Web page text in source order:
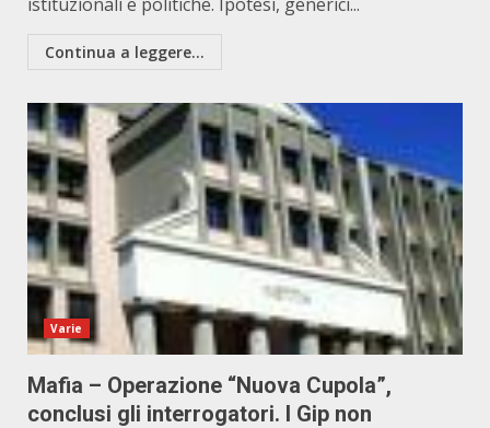
Continua a leggere...
Varie
Mafia – Operazione “Nuova Cupola”,
conclusi gli interrogatori. I Gip non